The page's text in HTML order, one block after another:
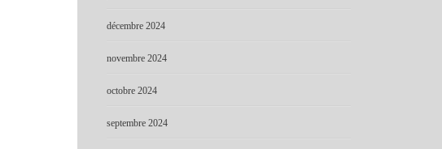
décembre 2024
novembre 2024
octobre 2024
septembre 2024